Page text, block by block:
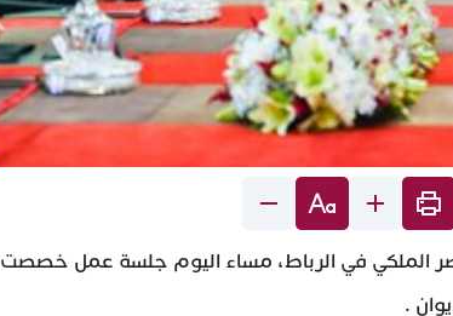
الملكي في الرباط، مساء اليوم جلسة عمل خصصت